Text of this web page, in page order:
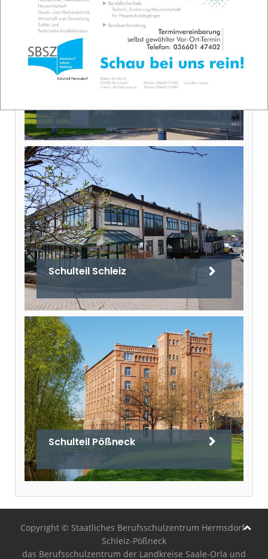
Schulteil Schleiz
Schulteil Pößneck
Copyright © Staatliches Berufsschulzentrum Hermsdorf-
Schleiz-Pößneck
das Berufsschulzentrum der Landkreise Saale-Orla und